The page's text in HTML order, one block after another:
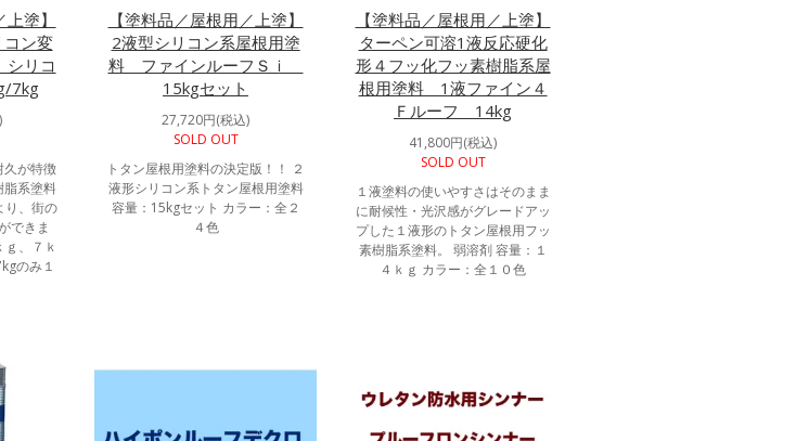
塗】
ン変
リコ
7kg
久が特徴
脂系塗料
り、街の
できま
、７ｋ
のみ１
【塗料品／屋根用／上塗】
2液型シリコン系屋根用塗
料 ファインルーフＳｉ
15kgセット
27,720円(税込)
SOLD OUT
トタン屋根用塗料の決定版！！ ２
液形シリコン系トタン屋根用塗料
容量：15kgセット カラー：全２
４色
【塗料品／屋根用／上塗】
ターペン可溶1液反応硬化
形４フッ化フッ素樹脂系屋
根用塗料 1液ファイン４
Ｆルーフ 14kg
41,800円(税込)
SOLD OUT
１液塗料の使いやすさはそのまま
に耐候性・光沢感がグレードアッ
プした１液形のトタン屋根用フッ
素樹脂系塗料。 弱溶剤 容量：１
４ｋｇ カラー：全１０色